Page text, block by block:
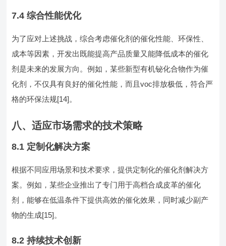
7.4 综合性能优化
为了应对上述挑战，综合考虑催化剂的催化性能、环保性、
成本等因素，开发出既能提高产品质量又能降低成本的催化
剂是未来的发展方向。例如，某些新型有机铋化合物作为催
化剂，不仅具有良好的催化性能，而且voc排放极低，符合严
格的环保法规[14]。
八、适应市场需求的技术策略
8.1 定制化解决方案
根据不同应用场景和技术要求，提供定制化的催化剂解决方
案。例如，某些企业推出了专门用于高档合成皮革的催化
剂，能够在低温条件下提供高效的催化效果，同时减少副产
物的生成[15]。
8.2 持续技术创新